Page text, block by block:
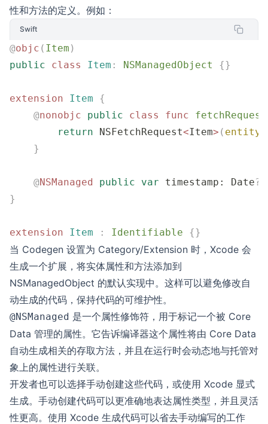
性和方法的定义。例如：
Swift
@objc ( Item )
public class Item : NSManagedObject {}
extension Item {
    @
nonobjc public class func fetchRequest
        return
NSFetchRequest<Item> (
    }
    @
NSManaged public var timestamp: Date?
}
extension Item : Identifiable {}
当 Codegen 设置为 Category/Extension 时，Xcode 会
生成一个扩展，将实体属性和方法添加到
NSManagedObject 的默认实现中。这样可以避免修改自
动生成的代码，保持代码的可维护性。
@NSManaged 是一个属性修饰符，用于标记一个被 Core
Data 管理的属性。它告诉编译器这个属性将由 Core Data
自动生成相关的存取方法，并且在运行时会动态地与托管对
象上的属性进行关联。
开发者也可以选择手动创建这些代码，或使用 Xcode 显式
生成。手动创建代码可以更准确地表达属性类型，并且灵活
性更高。使用 Xcode 生成代码可以省去手动编写的工作